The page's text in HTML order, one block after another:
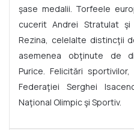
şase medalii. Torfeele
cucerit Andrei Stratulat şi
Rezina, celelalte distincţii
asemenea obţinute de
Purice. Felicitări
Federaţiei Serghei
Naţional Olimpic şi Sportiv.